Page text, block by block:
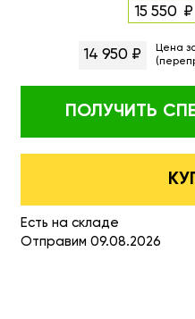
15 550
14 950 ₽
Цена
ПОЛУЧИТЬ
Есть на складе
Отправим 09.08.2026